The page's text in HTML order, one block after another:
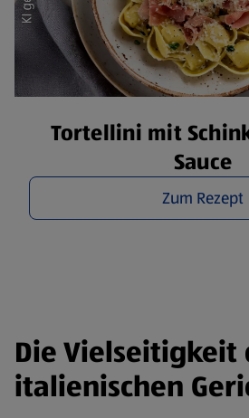
Tortellini mit
Sauce
Zum Rezept
Die Vielseitigkeit
italienischen